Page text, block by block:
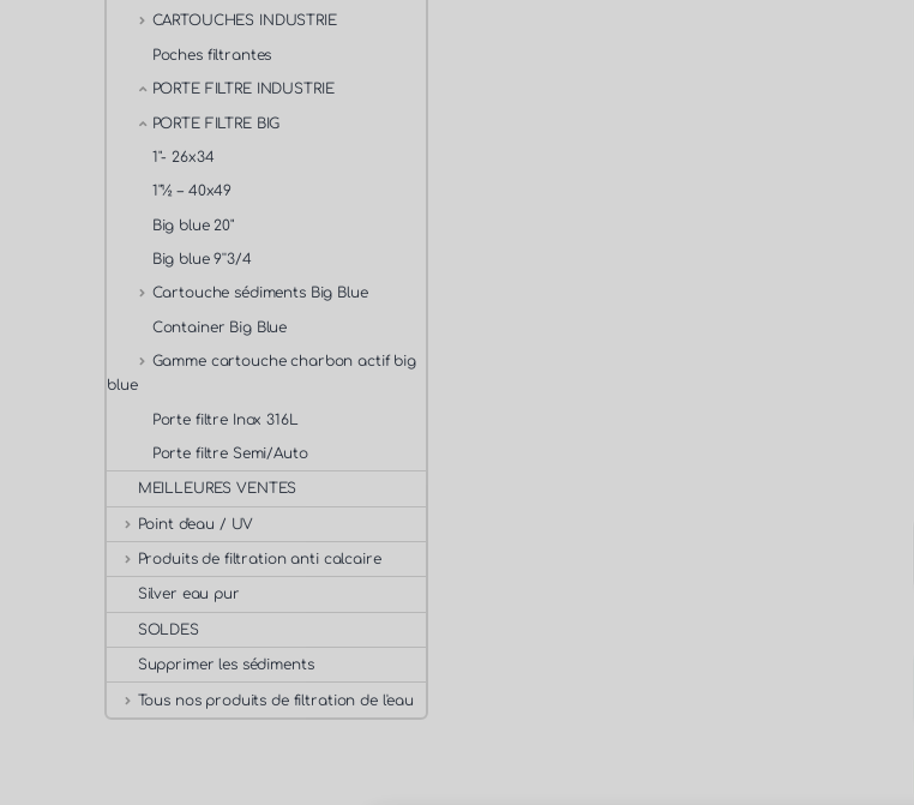
CARTOUCHES INDUSTRIE
Poches filtrantes
PORTE FILTRE INDUSTRIE
PORTE FILTRE BIG
1"- 26x34
1"½ – 40x49
Big blue 20"
Big blue 9''3/4
Cartouche sédiments Big Blue
Container Big Blue
Gamme cartouche charbon actif big
blue
Porte filtre Inox 316L
Porte filtre Semi/Auto
MEILLEURES VENTES
Point d'eau / UV
Produits de filtration anti calcaire
Silver eau pur
SOLDES
Supprimer les sédiments
Tous nos produits de filtration de l'eau